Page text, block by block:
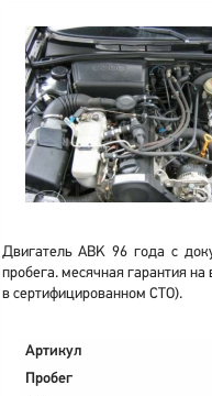
Двигатель ABK 96 года с
пробега. месячная гарантия на
в сертифицированном СТО).
Артикул
Пробег